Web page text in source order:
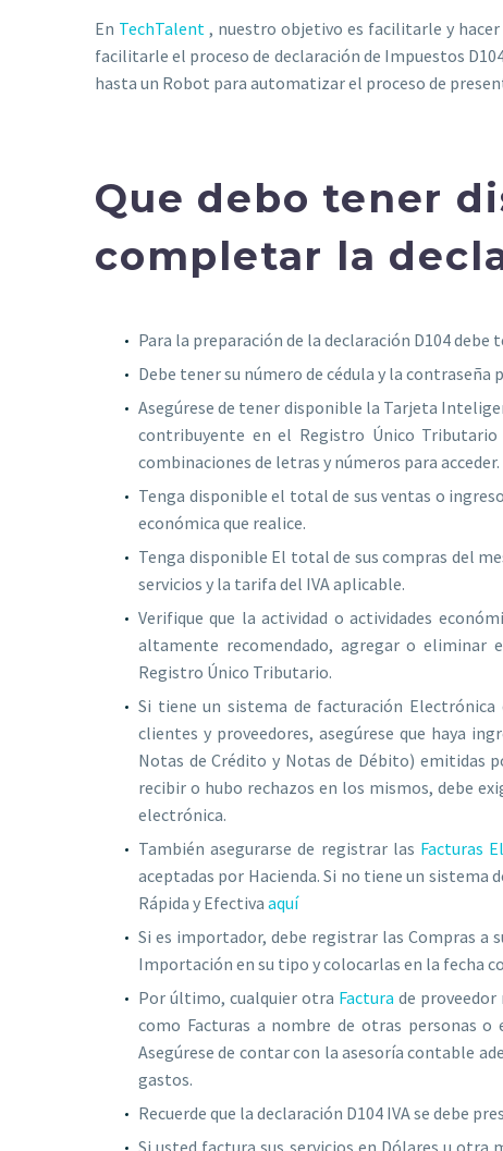
En TechTalent, nuestro objetivo es facilitarle y hacer
facilitarle el proceso de declaración de Impuestos
hasta un Robot para automatizar el proceso de
Que debo tener
completar la
Para la preparación de la declaración D104
Debe tener su número de cédula y la contraseña
Asegúrese de tener disponible la Tarjeta
contribuyente en el Registro Único
combinaciones de letras y números para acceder.
Tenga disponible el total de sus ventas o
económica que realice.
Tenga disponible El total de sus compras del
servicios y la tarifa del IVA aplicable.
Verifique que la actividad o actividades
altamente recomendado, agregar o eliminar
Registro Único Tributario.
Si tiene un sistema de facturación
clientes y proveedores, asegúrese que haya
Notas de Crédito y Notas de Débito) emitidas
recibir o hubo rechazos en los mismos, debe
electrónica.
También asegurarse de registrar las Facturas
aceptadas por Hacienda. Si no tiene un
Rápida y Efectiva aquí
Si es importador, debe registrar las Compras a
Importación en su tipo y colocarlas en la fecha
Por último, cualquier otra Factura de proveedor
como Facturas a nombre de otras personas o
Asegúrese de contar con la asesoría contable
gastos.
Recuerde que la declaración D104 IVA se debe
Si usted factura sus servicios en Dólares u